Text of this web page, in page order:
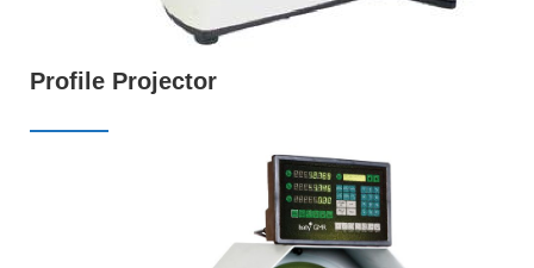
Profile Projector